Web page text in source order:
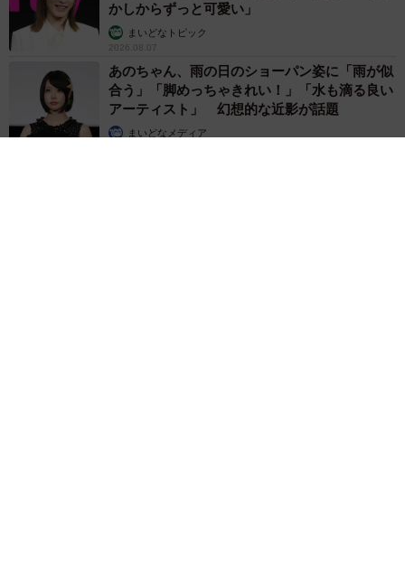
かしからずっと可愛い」
まいどなトピック
2026.08.07
あのちゃん、雨の日のショーパン姿に「雨が似
合う」「脚めっちゃきれい！」「水も滴る良い
アーティスト」 幻想的な近影が話題
まいどなメディア